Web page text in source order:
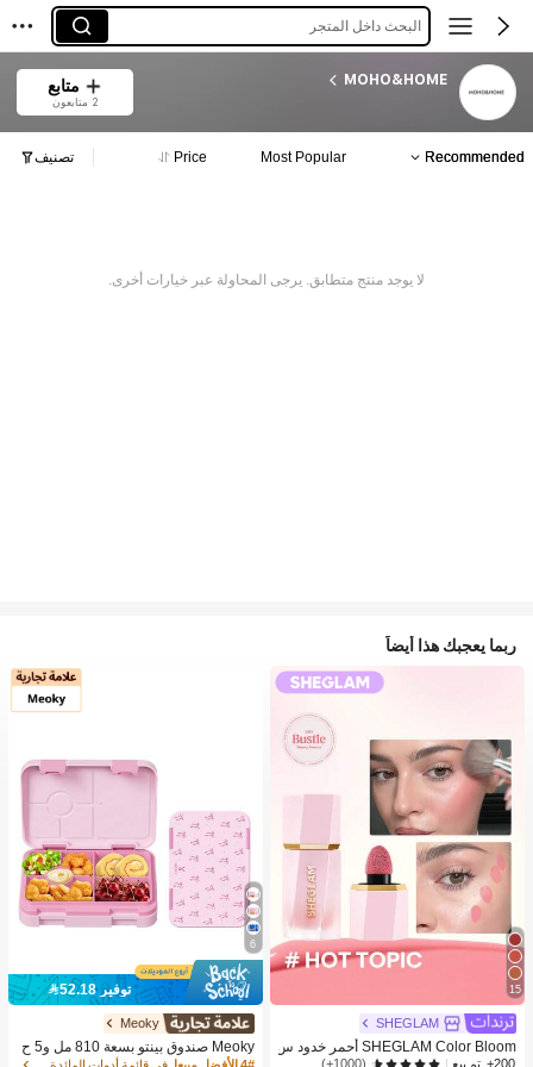
البحث داخل المتجر
MOHO&HOME متابع
2 متابعون
Recommended
Most Popular
Price تصنيف
لا يوجد منتج متطابق. يرجى المحاولة عبر خيارات أخرى.
ربما يعجبك هذا أيضاً
15
SHEGLAM
SHEGLAM Color Bloom أحمر خدود س
ائل-Hot Topic حمره بلشر ماركة تجميل
(1000+)
6
توفير 52.18
Meoky
Meoky صندوق بينتو بسعة 810 مل و5 ح
جرات، صندوق غداء مانع للتسرب، حاوية ت